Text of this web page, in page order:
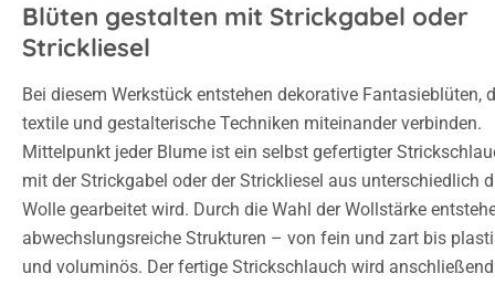
Blüten gestalten mit Strickgabel oder
Strickliesel
Bei diesem Werkstück entstehen dekorative Fantasieblüten,
textile und gestalterische Techniken miteinander verbinden.
Mittelpunkt jeder Blume ist ein selbst gefertigter
mit der Strickgabel oder der Strickliesel aus unterschiedlich
Wolle gearbeitet wird. Durch die Wahl der Wollstärke
abwechslungsreiche Strukturen – von fein und zart bis
und voluminös. Der fertige Strickschlauch wird anschließend